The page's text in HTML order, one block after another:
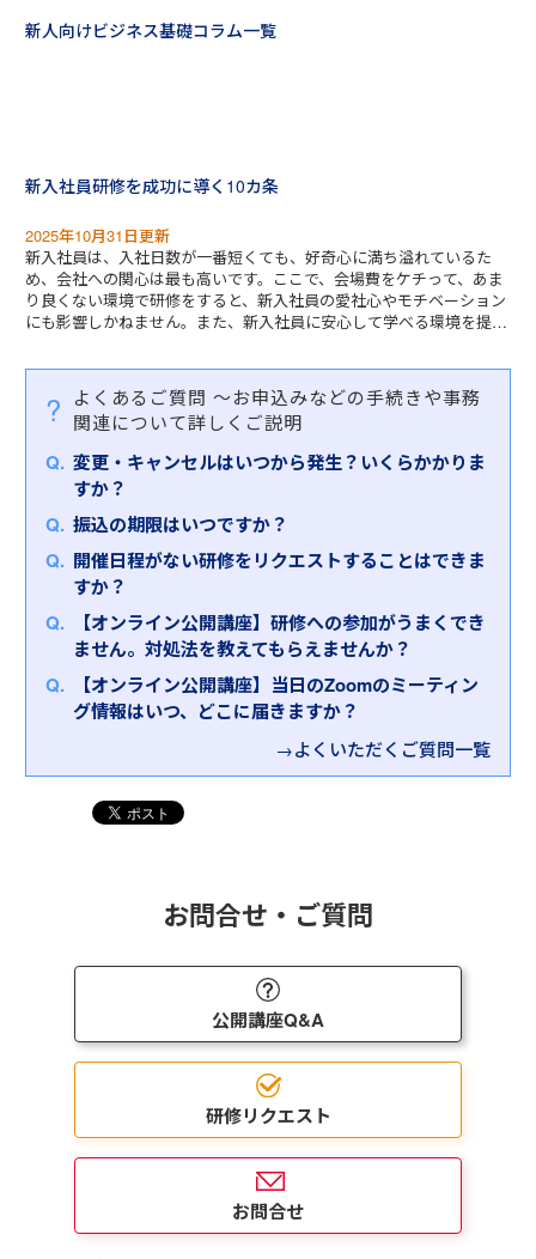
新人向けビジネス基礎コラム一覧
新入社員研修を成功に導く10カ条
2025年10月31日更新
新入社員は、入社日数が一番短くても、好奇心に満ち溢れているた
め、会社への関心は最も高いです。ここで、会場費をケチって、あま
り良くない環境で研修をすると、新入社員の愛社心やモチベーション
にも影響しかねません。また、新入社員に安心して学べる環境を提供
しょう
よくあるご質問 ～お申込みなどの手続きや事務
関連について詳しくご説明
変更・キャンセルはいつから発生？いくらかかりま
すか？
振込の期限はいつですか？
開催日程がない研修をリクエストすることはできま
すか？
【オンライン公開講座】研修への参加がうまくでき
ません。対処法を教えてもらえませんか？
【オンライン公開講座】当日のZoomのミーティン
グ情報はいつ、どこに届きますか？
→よくいただくご質問一覧
お問合せ・ご質問
公開講座Q&A
研修リクエスト
お問合せ